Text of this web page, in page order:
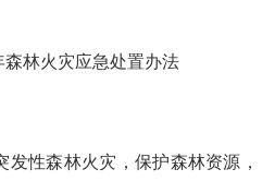
森林火灾应急处置办法
发性森林火灾，保护森林资源，